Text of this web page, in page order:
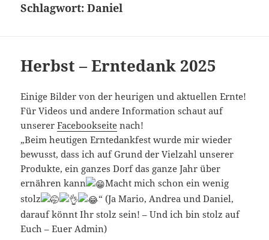
Schlagwort:Daniel
Herbst – Erntedank 2025
Einige Bilder von der heurigen und aktuellen Ernte!
Für Videos und andere Information schaut auf
unsererFacebookseite nach!
„Beim heutigen Erntedankfest wurde mir wieder
bewusst, dass ich auf Grund der Vielzahl unserer
Produkte, ein ganzes Dorf das ganze Jahr über
ernähren kann
Macht mich schon ein wenig
stolz
“ (Ja Mario, Andrea und Daniel,
darauf könnt Ihr stolz sein! – Und ich bin stolz auf
Euch – Euer Admin)